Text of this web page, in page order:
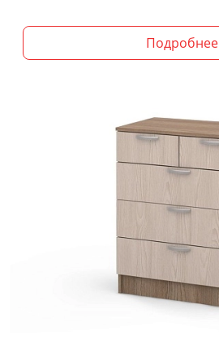
Подробнее